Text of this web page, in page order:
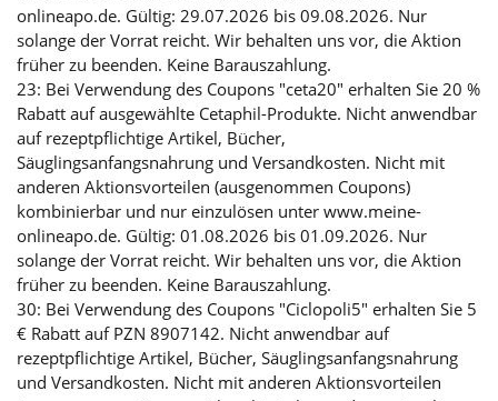
onlineapo.de. Gültig: 29.07.2026 bis 09.08.2026. Nur
solange der Vorrat reicht. Wir behalten uns vor, die Aktion
früher zu beenden. Keine Barauszahlung.
23: Bei Verwendung des Coupons "ceta20" erhalten Sie 20 %
Rabatt auf ausgewählte Cetaphil-Produkte. Nicht anwendbar
auf rezeptpflichtige Artikel, Bücher,
Säuglingsanfangsnahrung und Versandkosten. Nicht mit
anderen Aktionsvorteilen (ausgenommen Coupons)
kombinierbar und nur einzulösen unter www.meine-
onlineapo.de. Gültig: 01.08.2026 bis 01.09.2026. Nur
solange der Vorrat reicht. Wir behalten uns vor, die Aktion
früher zu beenden. Keine Barauszahlung.
30: Bei Verwendung des Coupons "Ciclopoli5" erhalten Sie 5
€ Rabatt auf PZN 8907142. Nicht anwendbar auf
rezeptpflichtige Artikel, Bücher, Säuglingsanfangsnahrung
und Versandkosten. Nicht mit anderen Aktionsvorteilen